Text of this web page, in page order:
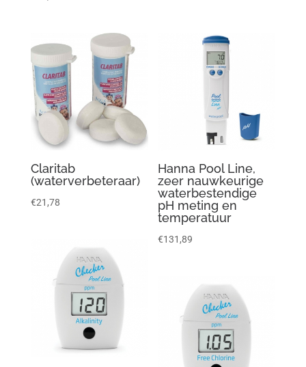
Claritab
(waterverbeteraar)
€21,78
Hanna Pool Line,
zeer nauwkeurige
waterbestendige
pH meting en
temperatuur
€131,89